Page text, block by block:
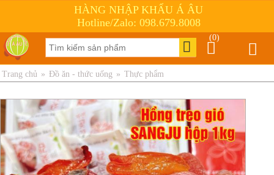
HÀNG NHẬP KHẨU Á ÂU
Hotline/Zalo: 098.679.8008
(0)
Trang chủ » Đồ ăn - thức uống » Thực phẩm